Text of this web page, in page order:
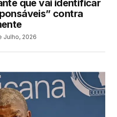
que vai identificar
contra
Julho, 2026